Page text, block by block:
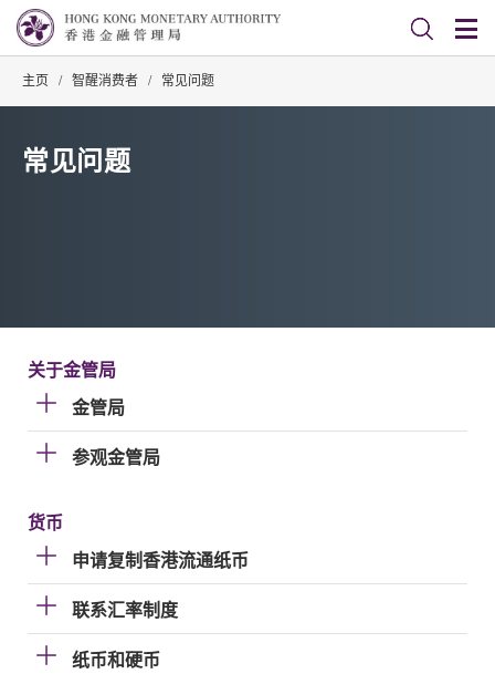
主页 / 智醒消费者 / 常见问题
常见问题
关于金管局
金管局
参观金管局
货币
申请复制香港流通纸币
联系汇率制度
纸币和硬币